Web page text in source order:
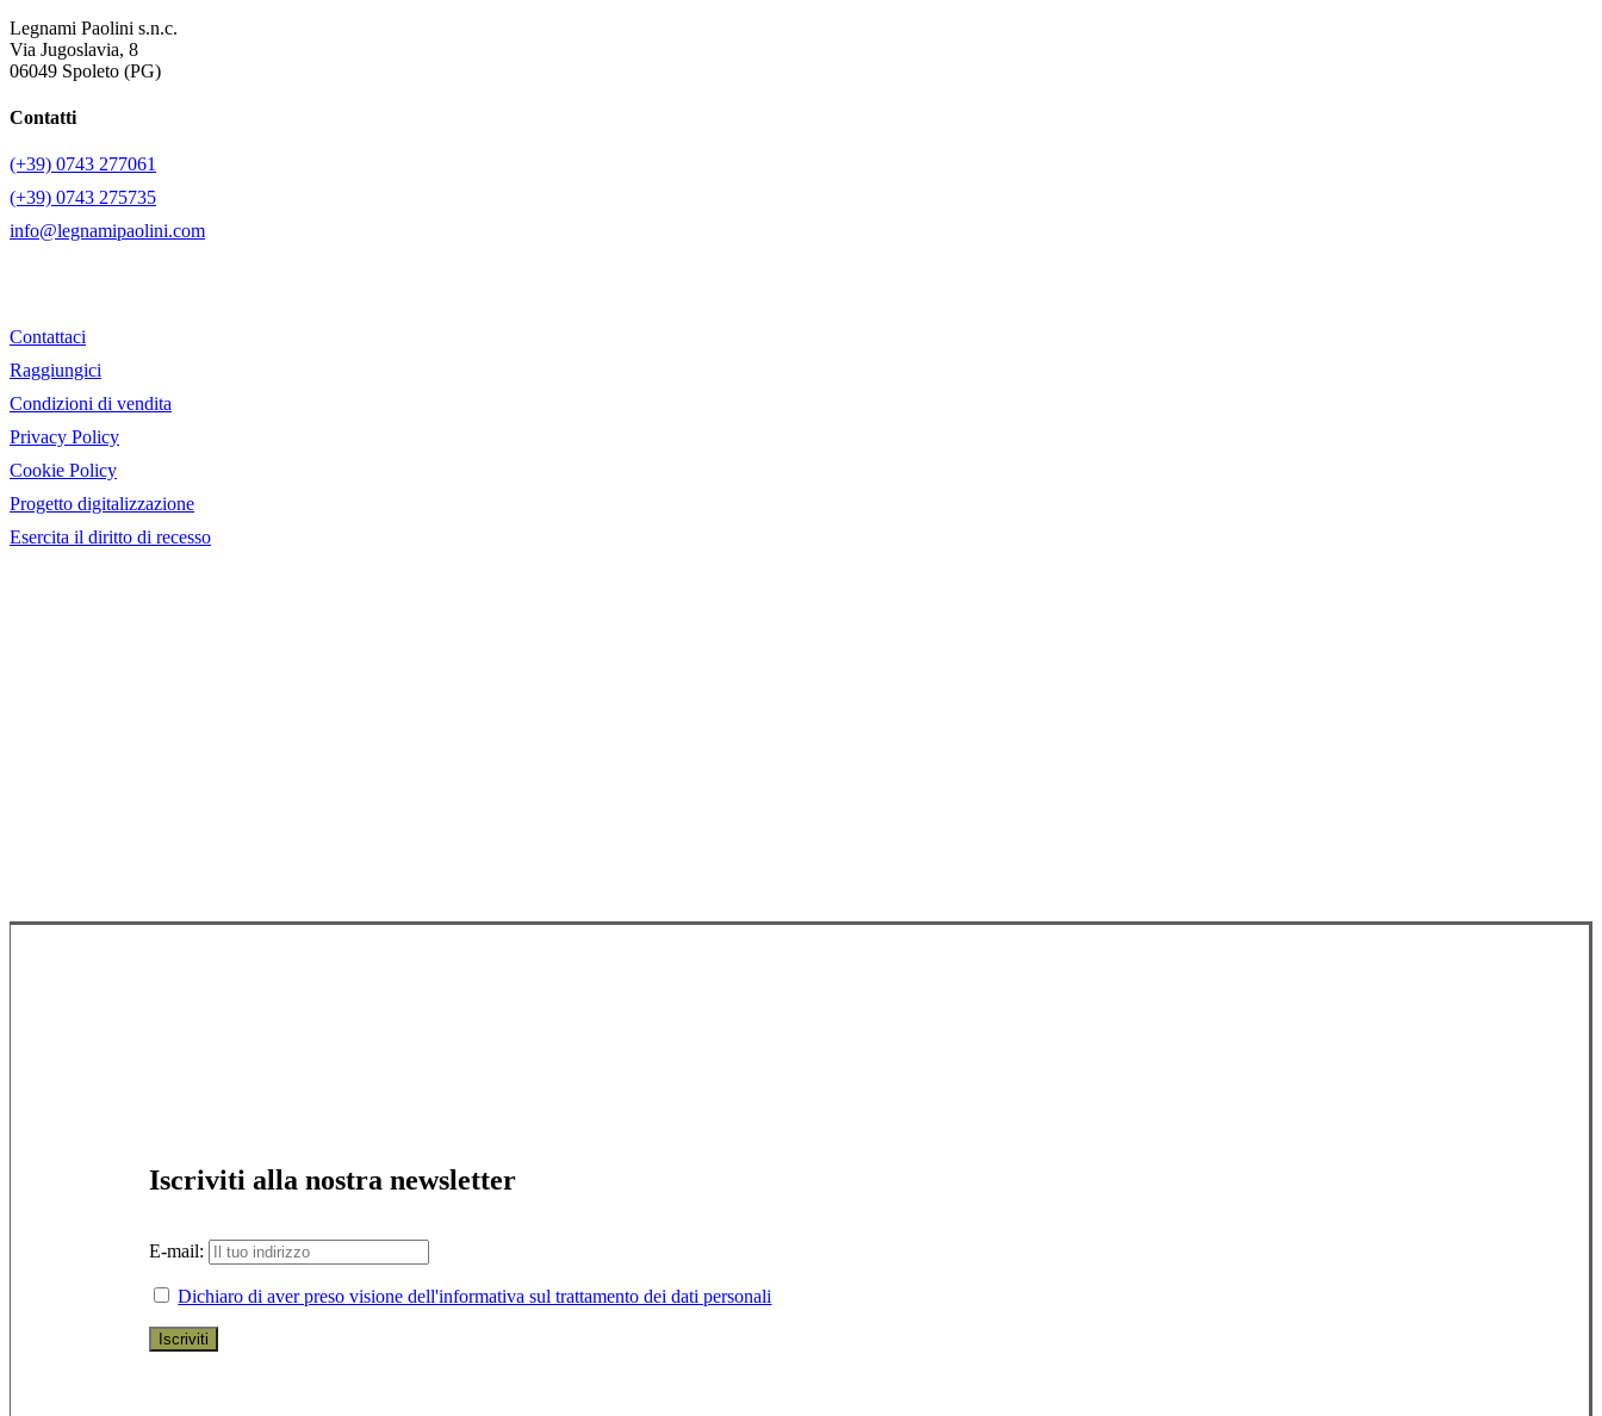
Legnami Paolini s.n.c.
Via Jugoslavia, 8
06049 Spoleto (PG)
Contatti
(+39) 0743 277061
(+39) 0743 275735
info@legnamipaolini.com
Contattaci
Raggiungici
Condizioni di vendita
Privacy Policy
Cookie Policy
Progetto digitalizzazione
Esercita il diritto di recesso
Iscriviti alla nostra newsletter
E-mail:
Dichiaro di aver preso visione dell'informativa sul trattamento dei dati personali